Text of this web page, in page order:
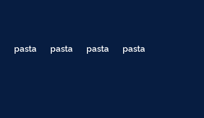
pasta
de
pasta
de
pasta
de
pasta
de